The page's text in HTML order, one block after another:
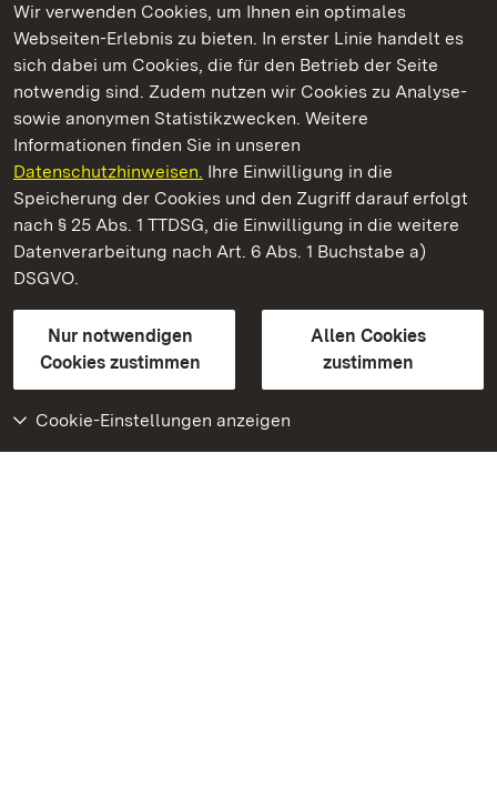
Wir verwenden Cookies, um Ihnen ein optimales
Webseiten-Erlebnis zu bieten. In erster Linie handelt es
sich dabei um Cookies, die für den Betrieb der Seite
notwendig sind. Zudem nutzen wir Cookies zu Analyse-
sowie anonymen Statistikzwecken. Weitere
Informationen finden Sie in unseren
Datenschutzhinweisen. Ihre Einwilligung in die
Speicherung der Cookies und den Zugriff darauf erfolgt
nach § 25 Abs. 1 TTDSG, die Einwilligung in die weitere
Datenverarbeitung nach Art. 6 Abs. 1 Buchstabe a)
DSGVO.
Nur notwendigen
Cookies zustimmen
Allen Cookies
zustimmen
Cookie-Einstellungen anzeigen
Kommen. Staunen. Genießen.
Staatliche Schlösser und Gärten Baden‑Württemberg
Staatliche Schlösser und Gärten Baden-Württemberg
Kontakt
GebärdenspracheLeichte Sprache
Erklärung zur Barrierefreiheit
BITV-konform (geprüfte Seiten)
Weiteres